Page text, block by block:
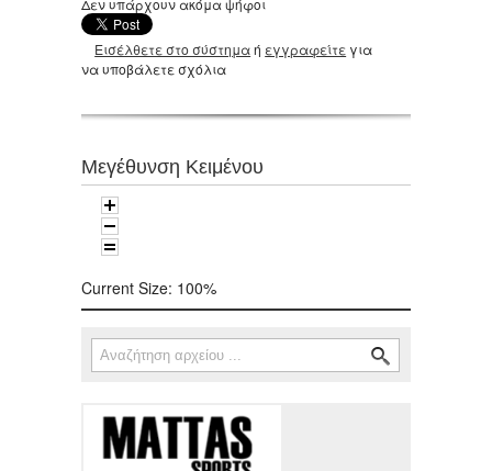
Δεν υπάρχουν ακόμα ψήφοι
Εισέλθετε στο σύστημαή εγγραφείτε για
να υποβάλετε σχόλια
Μεγέθυνση Κειμένου
Current Size: 100%
Φόρμα αναζήτησης
Αναζήτηση